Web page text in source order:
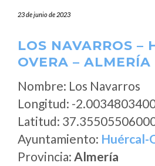
23 de junio de 2023
LOS NAVARROS –
OVERA – ALMERÍA
Nombre: Los Navarros
Longitud: -
Latitud:
Ayuntamiento: Huércal-
Provincia: Almería